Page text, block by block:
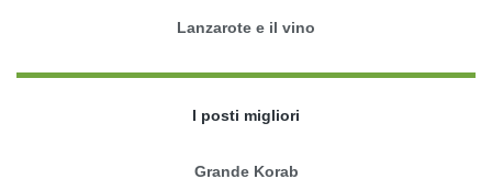
Lanzarote e il vino
I posti migliori
Grande Korab